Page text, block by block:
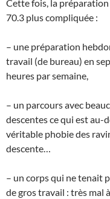
Cette fois, la
70.3 plus compliquée :
– une préparation
travail (de bureau) en
heures par semaine,
– un parcours avec
descentes ce qui est au-
véritable phobie des
descente…
– un corps qui ne tenait
de gros travail : très mal